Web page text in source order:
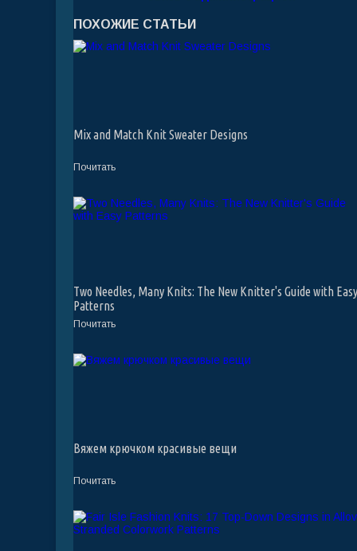
ПОХОЖИЕ СТАТЬИ
Mix and Match Knit Sweater Designs
Почитать
Two Needles, Many Knits: The New Knitter's Guide with Easy
Patterns
Почитать
Вяжем крючком красивые вещи
Почитать